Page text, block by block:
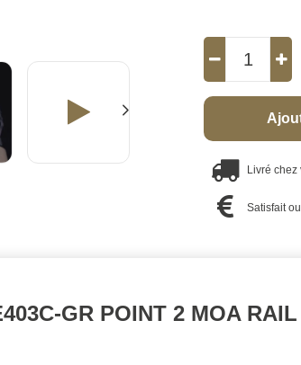
Livré
Satisfait
GR POINT 2 MOA